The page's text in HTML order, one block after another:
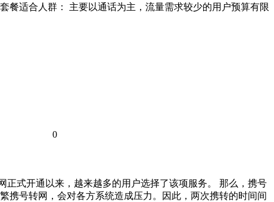
餐适合人群： 主要以通话为主，流量需求较少的用户预算有限
0
正式开通以来，越来越多的用户选择了该项服务。 那么，携号
携号转网，会对各方系统造成压力。因此，两次携转的时间间